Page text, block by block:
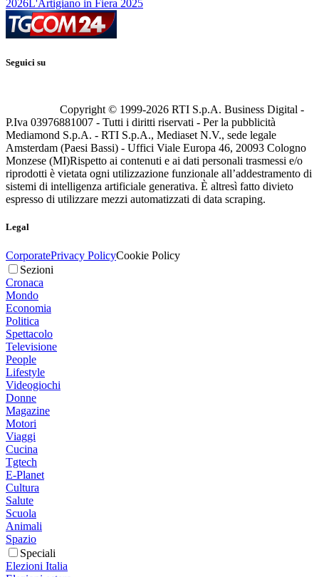
2026 L'Artigiano in Fiera 2025
Seguici su
Copyright © 1999-2026 RTI S.p.A. Business Digital -
P.Iva 03976881007 - Tutti i diritti riservati - Per la pubblicità
Mediamond S.p.A. - RTI S.p.A., Mediaset N.V., sede legale
Amsterdam (Paesi Bassi) - Uffici Viale Europa 46, 20093 Cologno
Monzese (MI)Rispetto ai contenuti e ai dati personali trasmessi e/o
riprodotti è vietata ogni utilizzazione funzionale all’addestramento di
sistemi di intelligenza artificiale generativa. È altresì fatto divieto
espresso di utilizzare mezzi automatizzati di data scraping.
Legal
CorporatePrivacy PolicyCookie Policy
Sezioni
Cronaca
Mondo
Economia
Politica
Spettacolo
Televisione
People
Lifestyle
Videogiochi
Donne
Magazine
Motori
Viaggi
Cucina
Tgtech
E-Planet
Cultura
Salute
Scuola
Animali
Spazio
Speciali
Elezioni Italia